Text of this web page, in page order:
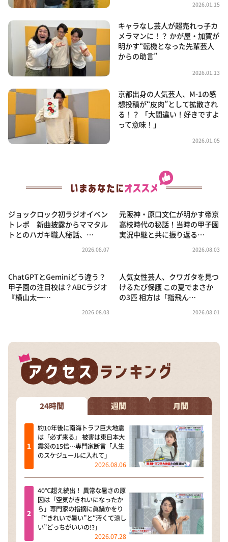
2026.01.15
キャラなし芸人が超売れっ子カ
メラマンに！？ かが屋・加賀が
明かす“転機となった先輩芸人
からの助言”
2026.01.13
京都出身の人気芸人、M-1の感
想投稿が“皮肉”として拡散され
る！？ 「大間違い！好きですよ
って意味！」
2026.01.05
ジョックロック初ラジオイベン
トレポ 新曲披露からママタル
トとのハガキ職人秘話、…
2026.08.07
元阪神・原口文仁が明かす帝京
高校時代の秘話！当時の甲子園
実況中継と共に振り返る…
2026.08.03
ChatGPTとGeminiどう違う？
甲子園の注目校は？ABCラジオ
『横山太一…
2026.08.03
人気女性芸人、クワガタを見つ
けるたび保護 この夏でまさか
の3匹 相方は「指飛ん…
2026.08.01
24時間 週間 月間
約10年後に南海トラフ巨大地震
は「必ず来る」 被害は東日本大
震災の15倍…専門家断言「人生
のスケジュールに入れて」
2026.08.06
40℃超え続出！ 異常な暑さの原
因は「空気がきれいになったか
ら」専門家の指摘に眞鍋かをり
「“きれいで暑い”と“汚くて涼し
い”どっちがいいの!?」
2026.07.28